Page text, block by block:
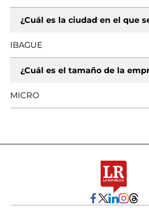
¿Cuál es la ciudad en el que
IBAGUE
¿Cuál es el tamaño de la
MICRO